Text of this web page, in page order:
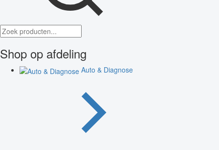
Shop op afdeling
Auto & Diagnose